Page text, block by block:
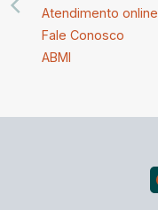
Atendimento online
Fale Conosco
ABMI